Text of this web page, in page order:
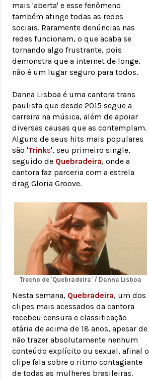
mais 'aberta' e esse fenômeno
também atinge todas as redes
sociais. Raramente denúncias nas
redes funcionam, o que acaba se
tornando algo frustrante, pois
demonstra que a internet de longe,
não é um lugar seguro para todos.
Danna Lisboa é uma cantora trans
paulista que desde 2015 segue a
carreira na música, além de apoiar
diversas causas que as contemplam.
Alguns de seus hits mais populares
são 'Trinks', seu primeiro single,
seguido de Quebradeira, onde a
cantora faz parceria com a estrela
drag Gloria Groove.
Trecho de 'Quebradeira' / Danna Lisboa
Nesta semana, Quebradeira, um dos
clipes mais acessados da cantora
recebeu censura e classificação
etária de acima de 18 anos, apesar de
não trazer absolutamente nenhum
conteúdo explícito ou sexual, afinal o
clipe fala sobre o ritmo contagiante
de todas as mulheres brasileiras.